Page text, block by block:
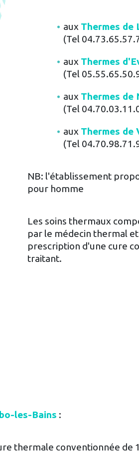
aux Thermes de
(Tel
aux Thermes
(Tel
aux Thermes de
(Tel
aux Thermes de
(Tel
NB: l'établissement
pour homme
Les soins thermaux
par le médecin thermal
prescription d'une cure
traitant.
les-Bains :
thermale conventionnée de